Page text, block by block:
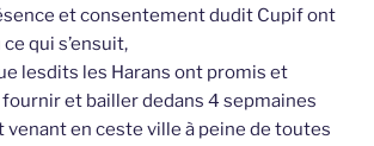
et consentement dudit Cupif ont
qui s’ensuit,
lesdits les Harans ont promis et
et bailler dedans 4 sepmaines
venant en ceste ville à peine de toutes